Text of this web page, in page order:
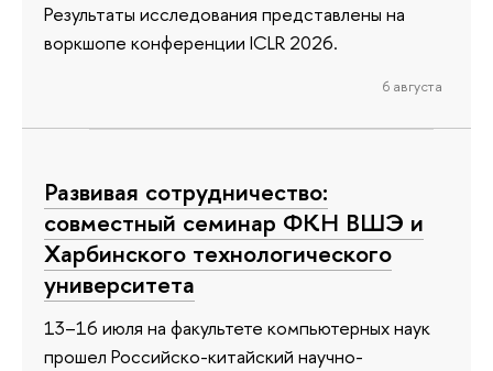
Результаты исследования представлены на
воркшопе конференции ICLR 2026.
6 августа
Развивая сотрудничество:
совместный семинар ФКН ВШЭ и
Харбинского технологического
университета
13–16 июля на факультете компьютерных наук
прошел Российско-китайский научно-